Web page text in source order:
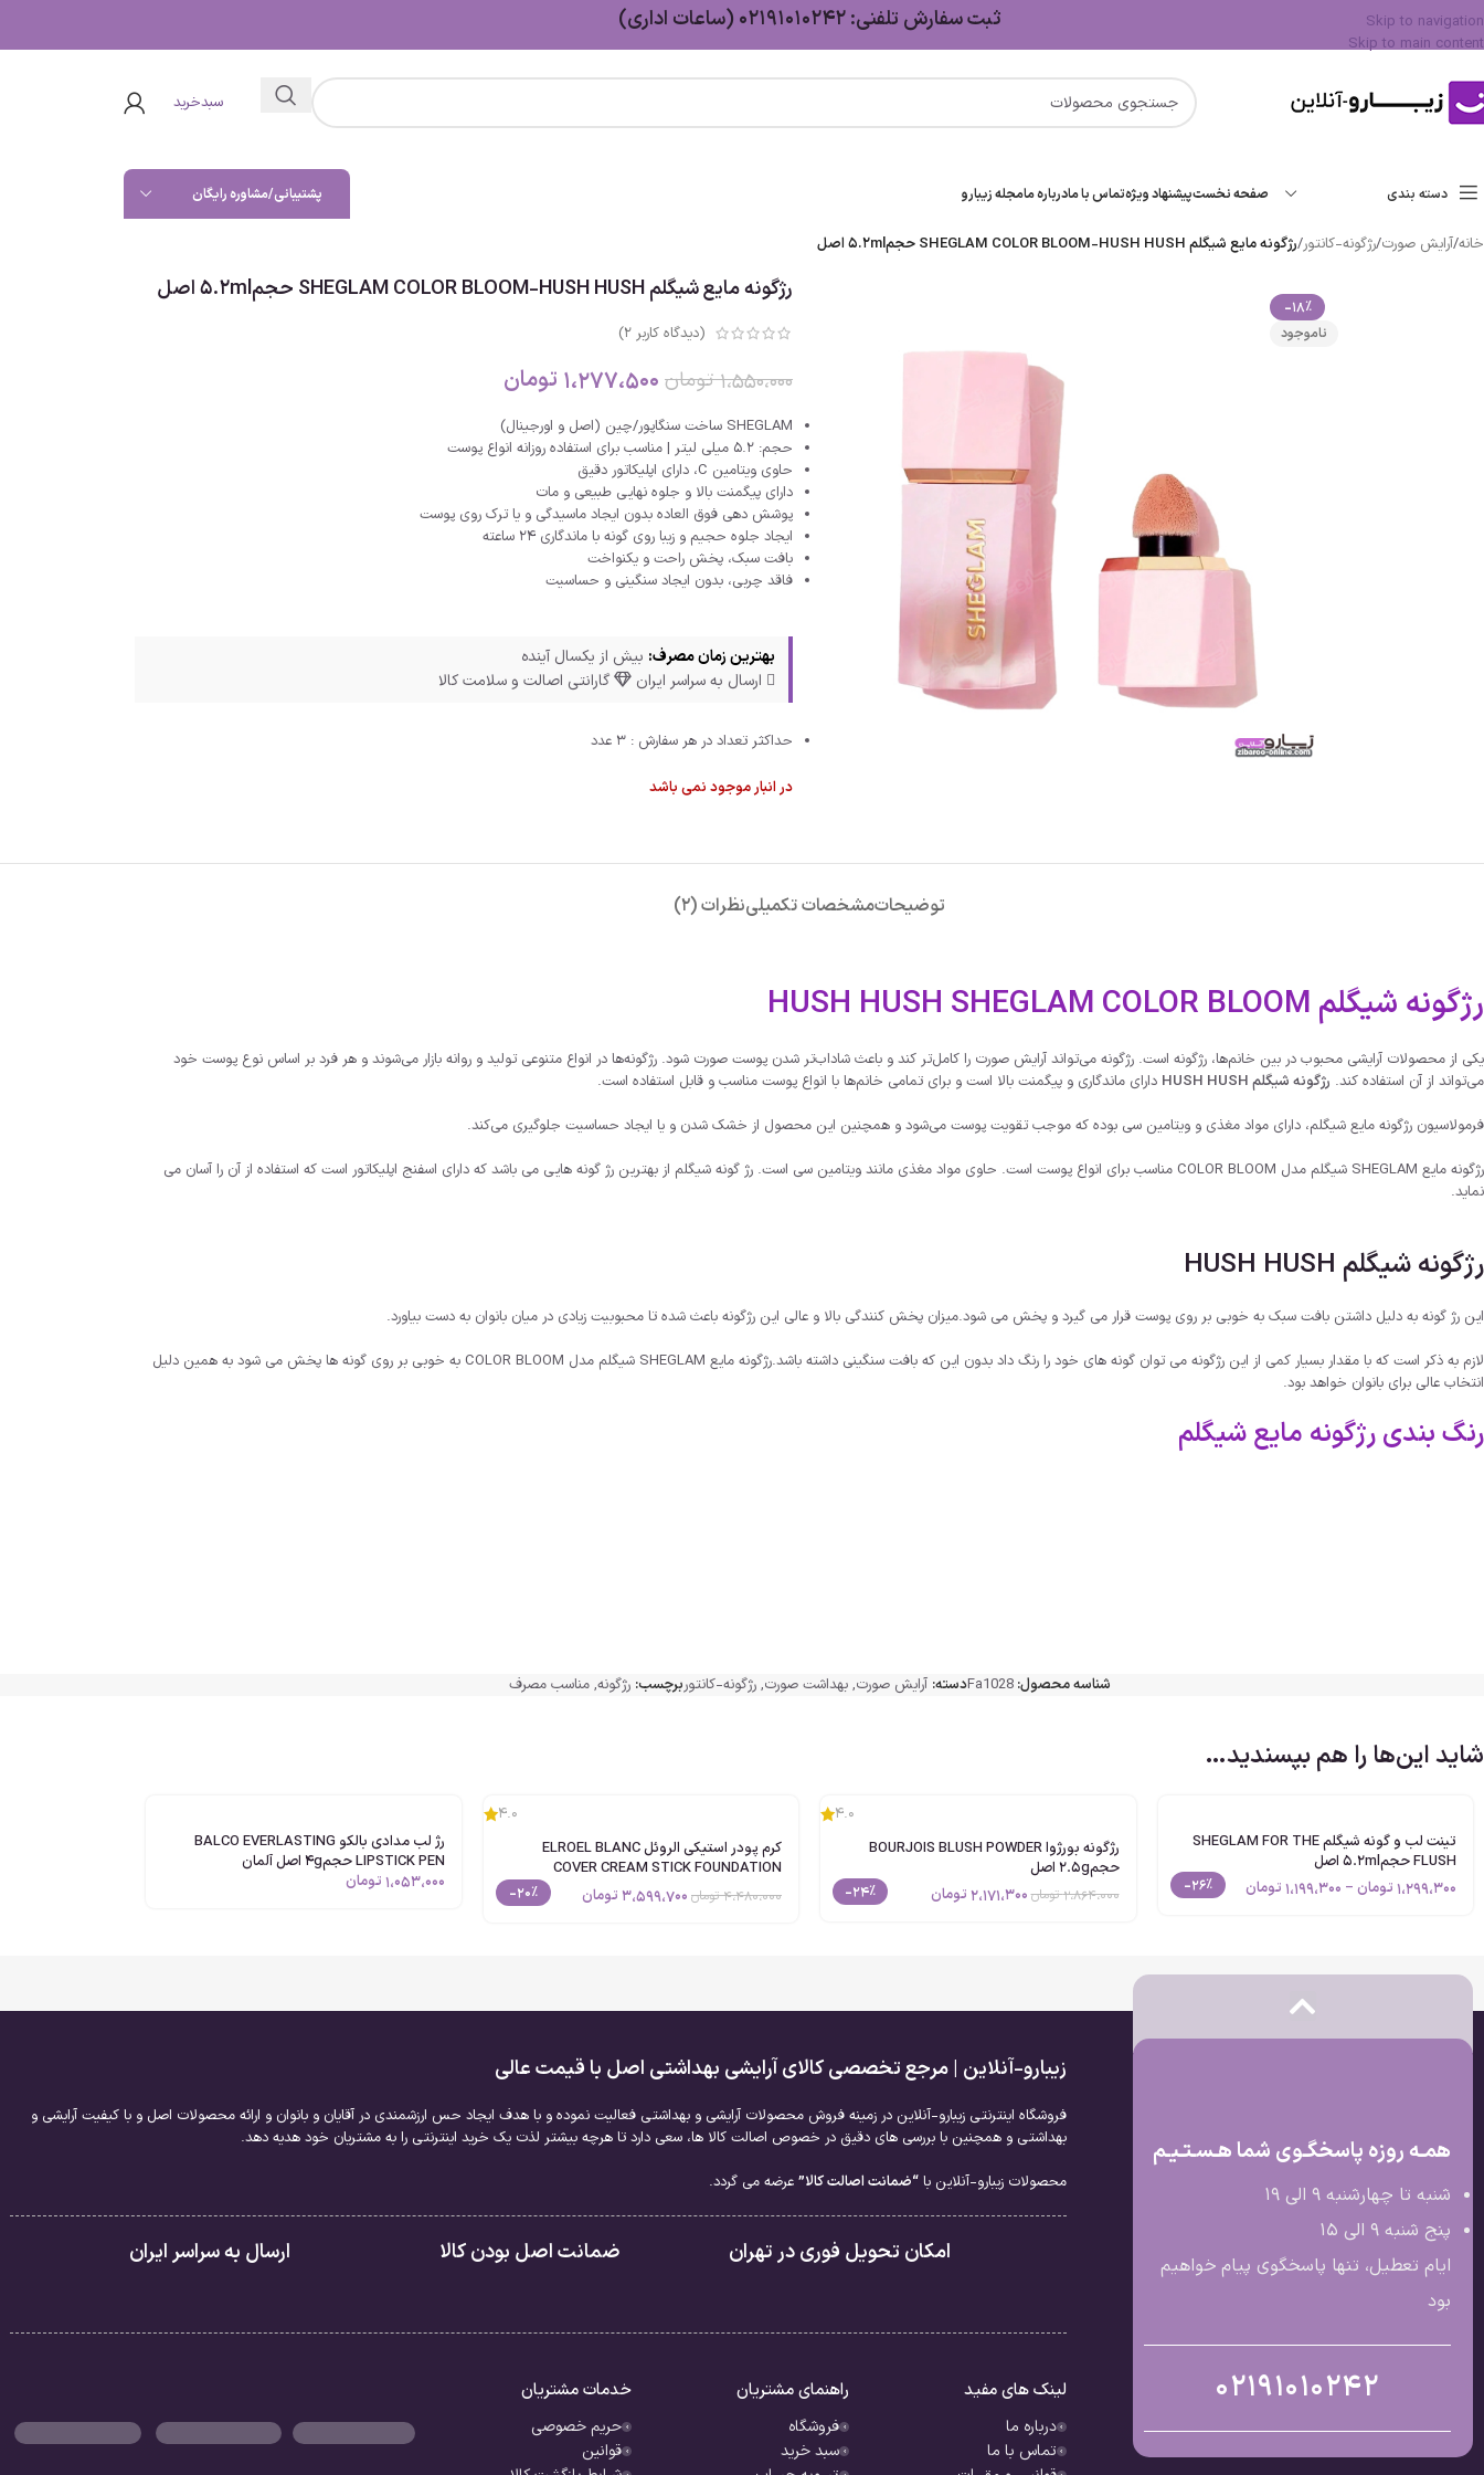
Skip to navigation
Skip to main content
ثبت سفارش تلفنی: 02191010242 (ساعات اداری)
سبدخرید
دسته بندی صفحه نخستپیشنهاد ویژهتماس با مادرباره مامجله زیبارو پشتیبانی/مشاوره رایگان
خانه/آرایش صورت/رژگونه-کانتور/رژگونه مایع شیگلم SHEGLAM COLOR BLOOM-HUSH HUSH حجم5.2ml اصل
-18%
ناموجود
رژگونه مایع شیگلم SHEGLAM COLOR BLOOM-HUSH HUSH حجم5.2ml اصل
(دیدگاه کاربر 2
)
1،550،000تومان 1،277،500 تومان
SHEGLAM ساخت سنگاپور/چین (اصل و اورجینال)
حجم: 5.2 میلی لیتر | مناسب برای استفاده روزانه انواع پوست‌
حاوی ویتامین C، دارای اپلیکاتور دقیق
دارای پیگمنت بالا و جلوه نهایی طبیعی و مات
پوشش‌ دهی فوق‌ العاده بدون ایجاد ماسیدگی و یا ترک روی پوست
ایجاد جلوه حجیم و زیبا روی گونه با ماندگاری 24 ساعته
بافت سبک، پخش راحت و یکنواخت
فاقد چربی، بدون ایجاد سنگینی و حساسیت
بهترین زمان مصرف: بیش از یکسال آینده
ارسال به سراسر ایران
گارانتی اصالت و سلامت کالا
حداکثر تعداد در هر سفارش : 3 عدد
در انبار موجود نمی باشد
توضیحاتمشخصات تکمیلینظرات (2)
رژگونه شیگلم HUSH HUSH SHEGLAM COLOR BLOOM
یکی از محصولات آرایشی محبوب در بین خانم‌ها، رژگونه است. رژگونه می‌تواند آرایش صورت را کامل‌تر کند و باعث شاداب‌تر شدن پوست صورت شود. رژگونه‌ها در انواع متنوعی تولید و روانه بازار می‌شوند و هر فرد بر اساس نوع پوست خود
می‌تواند از آن استفاده کند. رژگونه شیگلم HUSH HUSH
دارای ماندگاری و پیگمنت بالا است و برای تمامی خانم‌ها با انواع پوست مناسب و قابل استفاده است.
فرمولاسیون رژگونه مایع شیگلم، دارای مواد مغذی و ویتامین سی بوده که موجب تقویت پوست می‌شود و همچنین این محصول از خشک شدن و یا ایجاد حساسیت جلوگیری می‌کند.
رژگونه مایع SHEGLAM شیگلم مدل COLOR BLOOM مناسب برای انواع پوست است. حاوی مواد مغذی مانند ویتامین سی است. رژ گونه شیگلم از بهترین رژ گونه هایی می باشد که دارای اسفنج اپلیکاتور است که استفاده از آن را آسان می
نماید.
رژگونه شیگلم HUSH HUSH
این رژ گونه به دلیل داشتن بافت سبک به خوبی بر روی پوست قرار می گیرد و پخش می شود.میزان پخش کنندگی بالا و عالی این رژگونه باعث شده تا محبوبیت زیادی در میان بانوان به دست بیاورد.
لازم به ذکر است که با مقدار بسیار کمی از این رژگونه می توان گونه های خود را رنگ داد بدون این که بافت سنگینی داشته باشد.رژگونه مایع SHEGLAM شیگلم مدل COLOR BLOOM به خوبی بر روی گونه ها پخش می شود به همین دلیل
انتخاب عالی برای بانوان خواهد بود.
رنگ بندی رژگونه مایع شیگلم
شناسه محصول:Fa1028دسته: آرایش صورت, بهداشت صورت, رژگونه-کانتوربرچسب: رژگونه, مناسب مصرف
شاید این‌ها را هم بپسندید…
تینت لب و گونه شیگلم SHEGLAM FOR THE
FLUSH حجم5.2ml اصل
1،299،300 تومان – 1،199،300 تومان -26%
4.0
رژگونه بورژوا BOURJOIS BLUSH POWDER
حجم2.5g اصل
2،864،000 تومان2،171،300 تومان -24%
4.0
کرم پودر استیکی الروئل ELROEL BLANC
COVER CREAM STICK FOUNDATION
4،480،000 تومان 3،599،700 تومان -20%
رژ لب مدادی بالکو BALCO EVERLASTING
LIPSTICK PEN حجم4g اصل آلمان
1،053،000 تومان
همـه روزه پاسخگـوی شما هـسـتـیـم
شنبه تا چهارشنبه 9 الی ۱۹
پنج شنبه 9 الی ۱۵
ایام تعطیل، تنها پاسخگوی پیام خواهیم
بود
02191010242
زیبارو-آنلاین | مرجع تخصصی کالای آرایشی بهداشتی اصل با قیمت عالی
فروشگاه اینترنتی زیبارو-آنلاین در زمینه فروش محصولات آرایشی و بهداشتی فعالیت نموده و با هدف ایجاد حس ارزشمندی در آقایان و بانوان و ارائه محصولات اصل و با کیفیت آرایشی و
بهداشتی و همچنین با بررسی های دقیق در خصوص اصالت کالا ها، سعی دارد تا هرچه بیشتر لذت یک خرید اینترنتی را به مشتریان خود هدیه دهد.
محصولات زیبارو-آنلاین با“ضمانت اصالت کالا” عرضه می گردد.
امکان تحویل فوری در تهران ضمانت اصل بودن کالا ارسال به سراسر ایران
لینک های مفید
درباره ما
تماس با ما
راهنمای مشتریان
فروشگاه
سبد خرید
خدمات مشتریان
حریم خصوصی
قوانین